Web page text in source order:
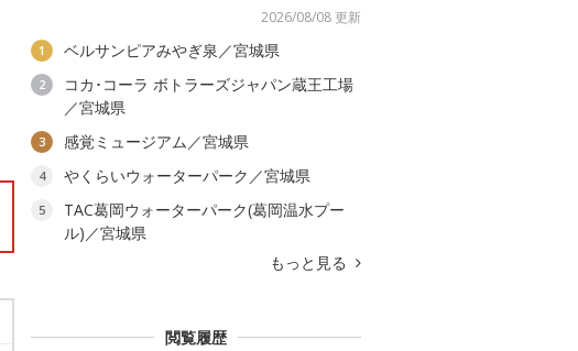
2026/08/08 更新
1 ベルサンピアみやぎ泉／宮城県
2
コカ･コーラ ボトラーズジャパン蔵王工場
／宮城県
3 感覚ミュージアム／宮城県
4 やくらいウォーターパーク／宮城県
5
TAC葛岡ウォーターパーク(葛岡温水プー
ル)／宮城県
もっと見る
閲覧履歴